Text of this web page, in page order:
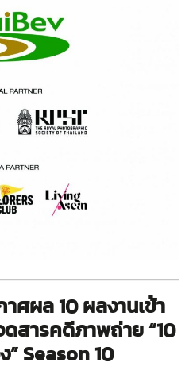
ศผล 10 ผลงานเข้า
สารคดีภาพถ่าย “10
” Season 10